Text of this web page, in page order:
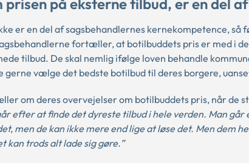
er en del af sagsbehandlernes kernekompetence, så
fortæller, at botilbuddets pris er med i
tilbud. De skal nemlig ifølge loven behandle
gerne vælge det bedste botilbud til deres borgere,
om deres overvejelser om botilbuddets pris, når de
efter at finde det dyreste tilbud i hele verden. Man
men de kan ikke mere end lige at løse det. Men dem
kan trods alt lade sig gøre.”